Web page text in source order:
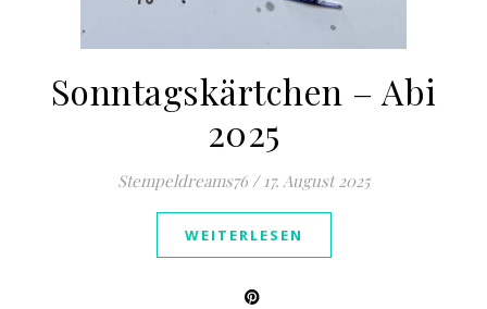
Sonntagskärtchen – Abi
2025
Stempeldreams76 / 17. August 2025
WEITERLESEN